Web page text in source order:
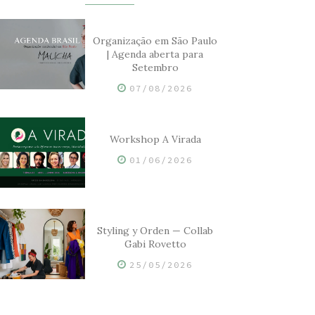
Organização em São Paulo
| Agenda aberta para
Setembro
07/08/2026
Workshop A Virada
01/06/2026
Styling y Orden — Collab
Gabi Rovetto
25/05/2026